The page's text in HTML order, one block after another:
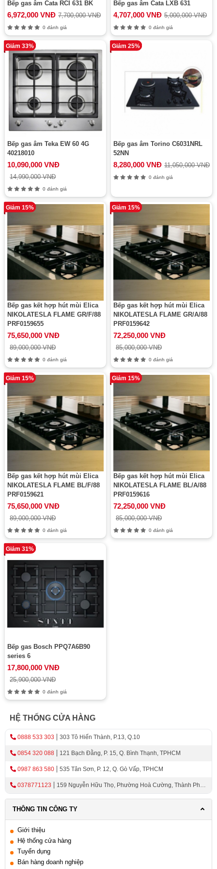
Bếp gas âm Cata RCI 631 BK
6,972,000 VNĐ 7,700,000 VNĐ
0 đánh giá
Bếp gas âm Cata LXB 631
4,707,000 VNĐ 5,000,000 VNĐ
0 đánh giá
Giảm 33%
Bếp gas âm Teka EW 60 4G
40218010
10,090,000 VNĐ
14,990,000 VNĐ
0 đánh giá
Giảm 25%
Bếp gas âm Torino C6031NRL
52NN
8,280,000 VNĐ 11,050,000 VNĐ
0 đánh giá
Giảm 15%
Bếp gas kết hợp hút mùi Elica
NIKOLATESLA FLAME GR/F/88
PRF0159655
75,650,000 VNĐ
89,000,000 VNĐ
0 đánh giá
Giảm 15%
Bếp gas kết hợp hút mùi Elica
NIKOLATESLA FLAME GR/A/88
PRF0159642
72,250,000 VNĐ
85,000,000 VNĐ
0 đánh giá
Giảm 15%
Bếp gas kết hợp hút mùi Elica
NIKOLATESLA FLAME BL/F/88
PRF0159621
75,650,000 VNĐ
89,000,000 VNĐ
0 đánh giá
Giảm 15%
Bếp gas kết hợp hút mùi Elica
NIKOLATESLA FLAME BL/A/88
PRF0159616
72,250,000 VNĐ
85,000,000 VNĐ
0 đánh giá
Giảm 31%
Bếp gas Bosch PPQ7A6B90
series 6
17,800,000 VNĐ
25,900,000 VNĐ
0 đánh giá
HỆ THỐNG CỬA HÀNG
0888 533 303 303 Tô Hiến Thành, P.13, Q.10
0854 320 088 121 Bạch Đằng, P. 15, Q. Bình Thạnh, TPHCM
0987 863 580 535 Tân Sơn, P. 12, Q. Gò Vấp, TPHCM
0378771123
159 Nguyễn Hữu Thọ, Phường Hoà Cường, Thành Phố
THÔNG TIN CÔNG TY
Giới thiệu
Hệ thống cửa hàng
Tuyển dụng
Bán hàng doanh nghiệp